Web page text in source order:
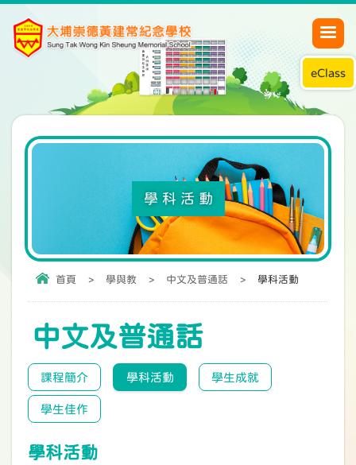
eClass
學科活動
首頁 > 學與教 > 中文及普通話 > 學科活動
中文及普通話
課程簡介 學科活動 學生成就
學生佳作
學科活動